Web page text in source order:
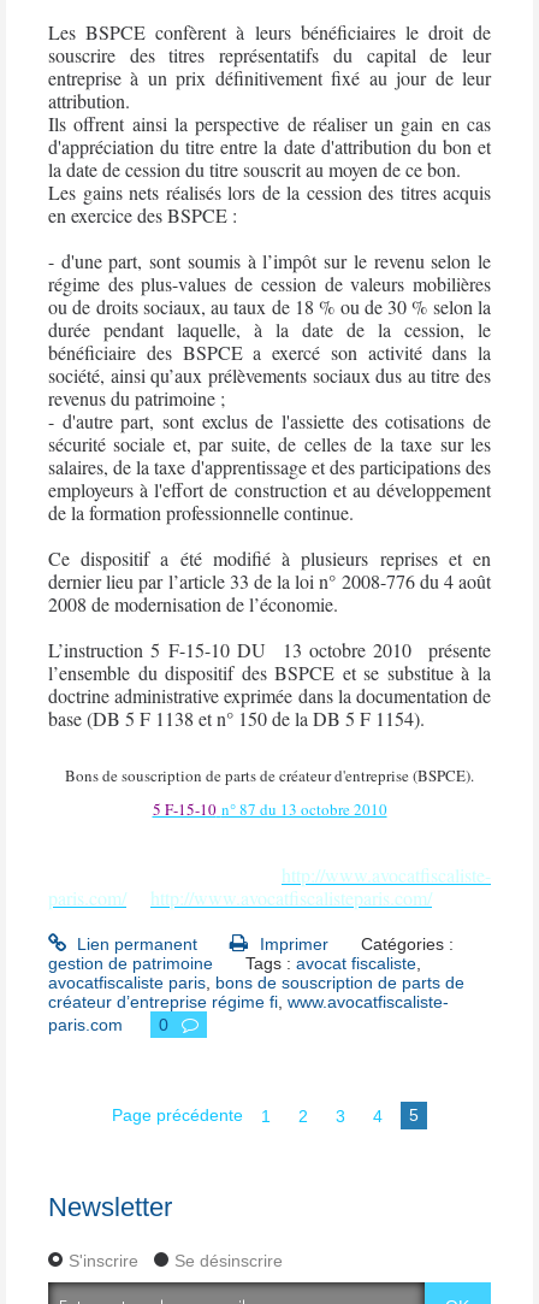
Les BSPCE confèrent à leurs bénéficiaires le droit de
souscrire des titres représentatifs du capital de leur
entreprise à un prix définitivement fixé au jour de leur
attribution.
Ils offrent ainsi la perspective de réaliser un gain en cas
d'appréciation du titre entre la date d'attribution du bon et
la date de cession du titre souscrit au moyen de ce bon.
Les gains nets réalisés lors de la cession des titres acquis
en exercice des BSPCE :
- d'une part, sont soumis à l’impôt sur le revenu selon le
régime des plus-values de cession de valeurs mobilières
ou de droits sociaux, au taux de 18 % ou de 30 % selon la
durée pendant laquelle, à la date de la cession, le
bénéficiaire des BSPCE a exercé son activité dans la
société, ainsi qu’aux prélèvements sociaux dus au titre des
revenus du patrimoine ;
- d'autre part, sont exclus de l'assiette des cotisations de
sécurité sociale et, par suite, de celles de la taxe sur les
salaires, de la taxe d'apprentissage et des participations des
employeurs à l'effort de construction et au développement
de la formation professionnelle continue.
Ce dispositif a été modifié à plusieurs reprises et en
dernier lieu par l’article 33 de la loi n° 2008-776 du 4 août
2008 de modernisation de l’économie.
L’instruction 5 F-15-10 DU
13 octobre 2010
présente
l’ensemble du dispositif des BSPCE et se substitue à la
doctrine administrative exprimée dans la documentation de
base (DB 5 F 1138 et n° 150 de la DB 5 F 1154).
Bons de souscription de parts de créateur d'entreprise (BSPCE).
5 F-15-10 n° 87 du 13 octobre 2010
http://www.avocatfiscaliste-
paris.com/
http://www.avocatfiscalisteparis.com/
Lien permanent Imprimer
Catégories :
gestion de patrimoine
Tags :avocat fiscaliste,
avocatfiscaliste paris, bons de souscription de parts de
créateur d’entreprise régime fi, www.avocatfiscaliste-
paris.com
0
Page précédente 1 2 3 4 5
Newsletter
S'inscrire Se désinscrire